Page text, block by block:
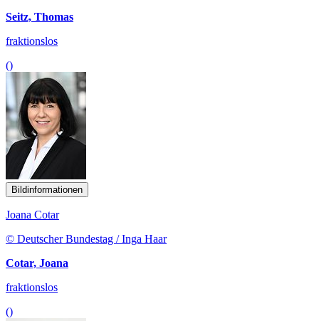
Seitz, Thomas
fraktionslos
()
Bildinformationen
Joana Cotar
© Deutscher Bundestag / Inga Haar
Cotar, Joana
fraktionslos
()